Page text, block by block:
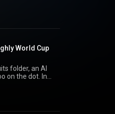
World Cup
folder, an AI
on the dot. In
there we